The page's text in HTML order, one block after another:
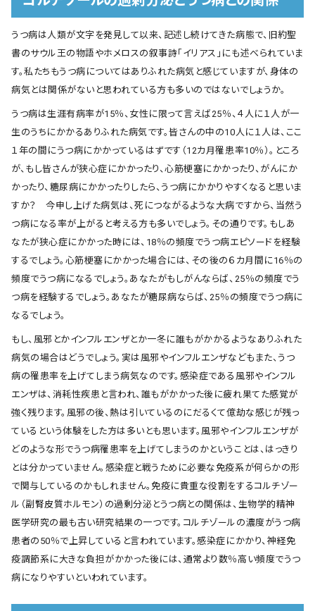
うつ病は人類が文字を発見して以来、記述し続けてきた病態で、旧約聖
書のサウル王の物語やホメロスの叙事詩「イリアス」にも述べられていま
す。私たちもうつ病についてはありふれた病気と感じていますが、身体の
病気とは関係がないと思われている方も多いのではないでしょうか。
うつ病は生涯有病率が15％、女性に限って言えば25％、４人に１人が一
生のうちにかかるありふれた病気です。皆さんの中の10人に１人は、ここ
１年の間にうつ病にかかっているはずです（12カ月罹患率10％）。ところ
が、もし皆さんが狭心症にかかったり、心筋梗塞にかかったり、がんにか
かったり、糖尿病にかかったりしたら、うつ病にかかりやすくなると思いま
すか？ 今申し上げた病気は、死につながるような大病ですから、当然う
つ病になる率が上がると考える方も多いでしょう。その通りです。もしあ
なたが狭心症にかかった時には、18％の頻度でうつ病エピソードを経験
するでしょう。心筋梗塞にかかった場合には、その後の６カ月間に16％の
頻度でうつ病になるでしょう。あなたがもしがんならば、25％の頻度でう
つ病を経験するでしょう。あなたが糖尿病ならば、25％の頻度でうつ病に
なるでしょう。
もし、風邪とかインフルエンザとか一冬に誰もがかかるようなありふれた
病気の場合はどうでしょう。実は風邪やインフルエンザなどもまた、うつ
病の罹患率を上げてしまう病気なのです。感染症である風邪やインフル
エンザは、消耗性疾患と言われ、誰もがかかった後に疲れ果てた感覚が
強く残ります。風邪の後、熱は引いているのにだるくて億劫な感じが残っ
ているという体験をした方は多いとも思います。風邪やインフルエンザが
どのような形でうつ病罹患率を上げてしまうのかということは、はっきり
とは分かっていません。感染症と戦うために必要な免疫系が何らかの形
で関与しているのかもしれません。免疫に貴重な役割をするコルチゾー
ル（副腎皮質ホルモン）の過剰分泌とうつ病との関係は、生物学的精神
医学研究の最も古い研究結果の一つです。コルチゾールの濃度がうつ病
患者の50％で上昇していると言われています。感染症にかかり、神経免
疫調節系に大きな負担がかかった後には、通常より数％高い頻度でうつ
病になりやすいといわれています。